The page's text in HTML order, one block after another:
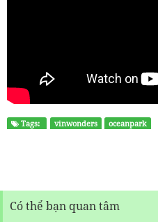
Tags: vinwonders oceanpark
Có thể bạn quan tâm